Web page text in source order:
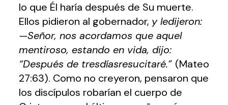
lo que Él haría después de Su muerte.
Ellos pidieron al gobernador, y ledijeron:
—Señor, nos acordamos que aquel
mentiroso, estando en vida, dijo:
“Después de tresdíasresucitaré.” (Mateo
27:63). Como no creyeron, pensaron que
los discípulos robarían el cuerpo de